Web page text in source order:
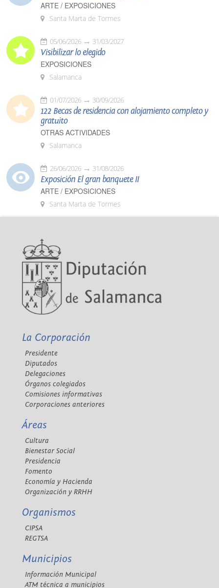
ARTE / EXPOSICIONES
Santa Marta de Tormes
05/06/2026 31/03/2027
Visibilizar lo elegido
EXPOSICIONES
Salamanca
01/07/2026 30/09/2026
122 Becas de residencia con alojamiento completo y
gratuito
OTRAS ACTIVIDADES
Salamanca
26/06/2026 31/08/2026
Exposición El gran banquete II
ARTE / EXPOSICIONES
Santa Marta de Tormes
La Corporación
Presidente
Diputados
Delegaciones
Órganos colegiados
Comisiones informativas
Corporaciones anteriores
Áreas
Cultura
Bienestar Social
Presidencia
Fomento
Economía y Hacienda
Organización y RRHH
Organismos
CIPSA
REGTSA
Municipios
Información Municipal
ATM técnica a municipios